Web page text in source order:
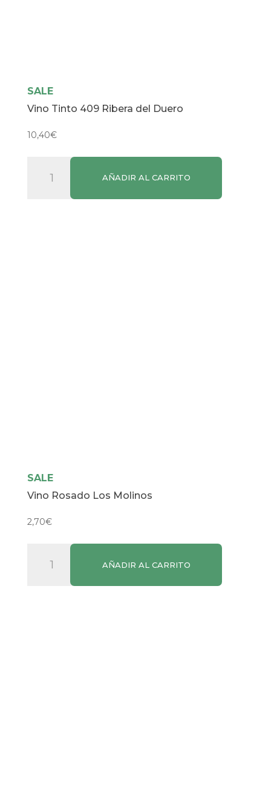
SALE
Vino Tinto 409 Ribera del Duero
10,40€
Tinto
AÑADIR AL CARRITO
SALE
Vino Rosado Los Molinos
2,70€
Rosado
AÑADIR AL CARRITO